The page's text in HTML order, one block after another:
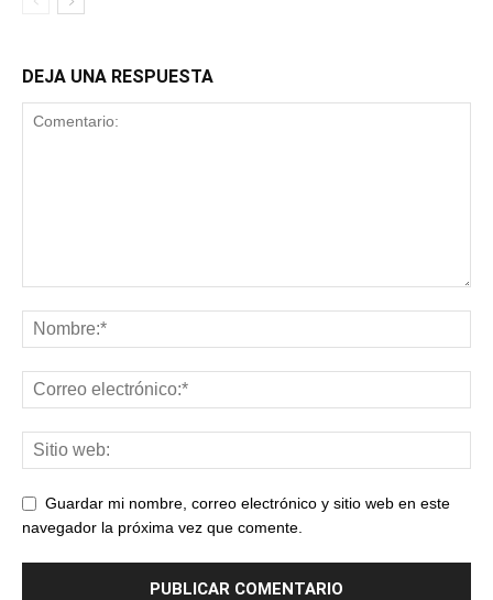
DEJA UNA RESPUESTA
Guardar mi nombre, correo electrónico y sitio web en este
navegador la próxima vez que comente.